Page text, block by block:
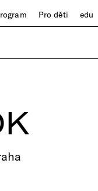
Pro děti edu